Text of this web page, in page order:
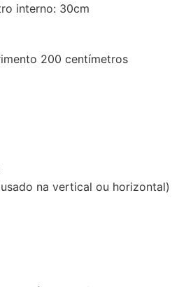
interno: 30cm
200 centímetros
na vertical ou horizontal)